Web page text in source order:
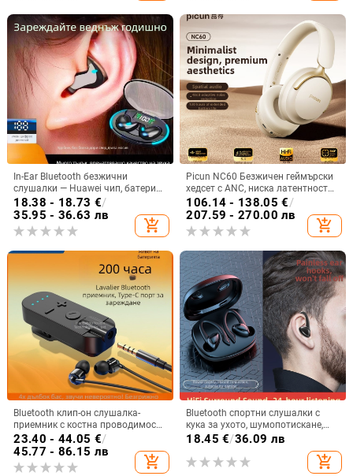
In-Ear Bluetooth безжични
слушалки — Huawei чип, батерия
над 8 часа, IPX3 водоустойчиви,
мини невидим дизайн, стерео
звук
18.38 - 18.73 €/
35.95 - 36.63 лв
add_shopping_cart
Picun NC60 Безжичен геймърски
хедсет с ANC, ниска латентност
за киберспорт, Bluetooth 5.4,
живот на батерията над 8 часа,
обхват 10 м
106.14 - 138.05 €/
207.59 - 270.00 лв
add_shopping_cart
Bluetooth клип-он слушалка-
приемник с костна проводимост,
висококачествен звук,
шумопотискане, HD обаждания и
слушане на музика
23.40 - 44.05 €/
45.77 - 86.15 лв
add_shopping_cart
Bluetooth спортни слушалки с
кука за ухото, шумопотискане,
Bluetooth 5.2, обхват 5 м, батерия
18.45 €/36.09 лв
add_shopping_cart